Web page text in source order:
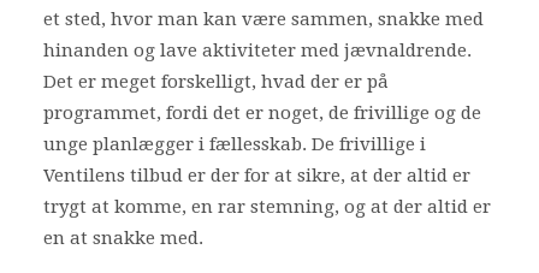
Bliv frivillig
Nyheder
Search
Cart
et sted, hvor man kan være sammen, snakke med
hinanden og lave aktiviteter med jævnaldrende.
Det er meget forskelligt, hvad der er på
programmet, fordi det er noget, de frivillige og de
unge planlægger i fællesskab. De frivillige i
Ventilens tilbud er der for at sikre, at der altid er
trygt at komme, en rar stemning, og at der altid er
en at snakke med.